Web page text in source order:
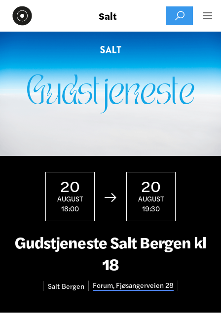
Salt  
20
AUGUST
18:00

20
AUGUST
19:30
Gudstjeneste Salt Bergen kl
18
Salt Bergen Forum, Fjøsangerveien 28